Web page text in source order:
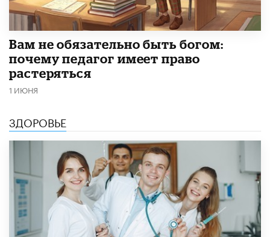
​Вам не обязательно быть богом:
почему педагог имеет право
растеряться
1 ИЮНЯ
ЗДОРОВЬЕ